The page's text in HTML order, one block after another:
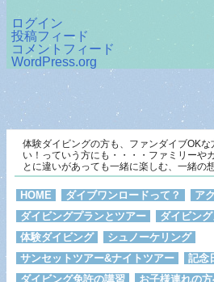
ログイン
投稿フィード
コメントフィード
WordPress.org
体験ダイビングの方も、ファンダイブOK
い！っていう方にも・・・・ファミリーや
とに違いがあっても一緒に楽しむ、一緒の
HOME ダイブワンロードって？
ア
ダイビングプランとツアー
ダイビン
体験ダイビング
シュノーケリング
サンセットツアー&ナイトツアー
記念
ダイビング免許の講習
お子様連れの